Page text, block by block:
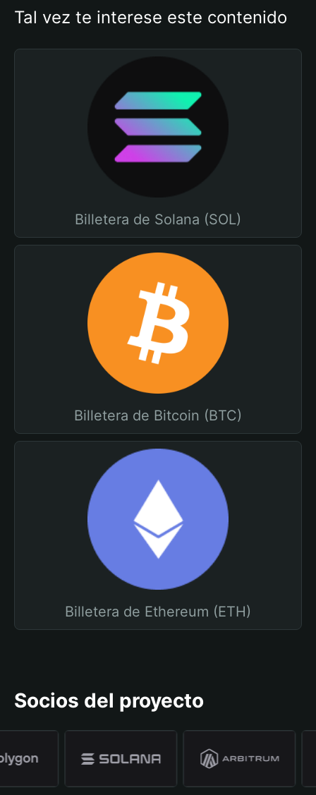
Tal vez te interese este contenido
Billetera de Solana (SOL)
Billetera de Bitcoin (BTC)
Billetera de Ethereum (ETH)
Socios del proyecto